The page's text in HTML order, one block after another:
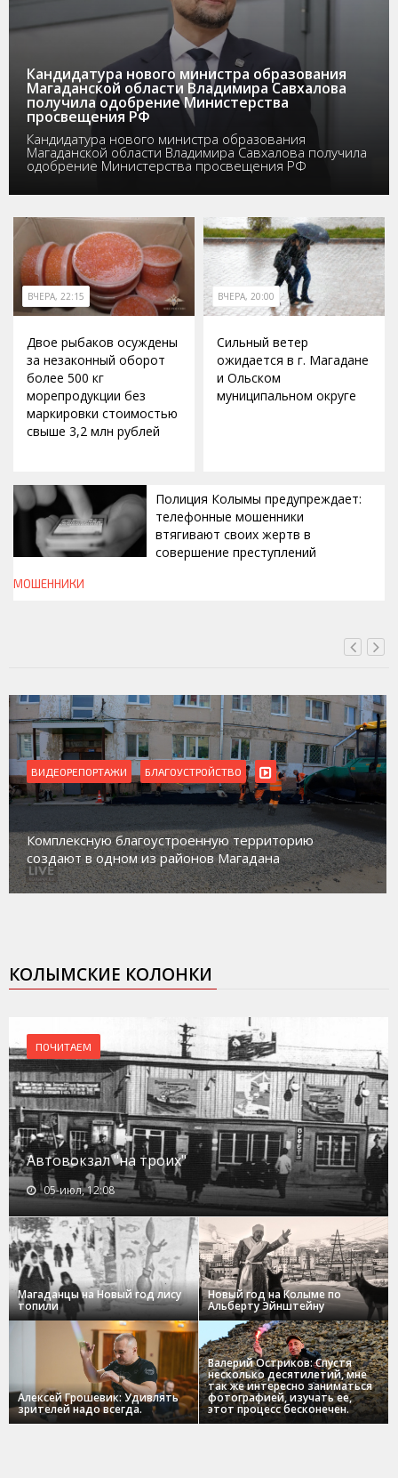
Кандидатура нового министра образования
Магаданской области Владимира Савхалова
получила одобрение Министерства
просвещения РФ
Кандидатура нового министра образования
Магаданской области Владимира Савхалова получила
одобрение Министерства просвещения РФ
ВЧЕРА, 22:15
Двое рыбаков осуждены
за незаконный оборот
более 500 кг
морепродукции без
маркировки стоимостью
свыше 3,2 млн рублей
ВЧЕРА, 20:00
Сильный ветер
ожидается в г. Магадане
и Ольском
муниципальном округе
ВЧЕРА, 19:00
Полиция Колымы предупреждает:
телефонные мошенники
втягивают своих жертв в
совершение преступлений
МОШЕННИКИ
ВИДЕОРЕПОРТАЖИ БЛАГОУСТРОЙСТВО
Комплексную благоустроенную территорию
создают в одном из районов Магадана
КОЛЫМСКИЕ КОЛОНКИ
ПОЧИТАЕМ
Автовокзал "на троих"
05-июл, 12:08
Магаданцы на Новый год лису
топили
Новый год на Колыме по
Альберту Эйнштейну
Алексей Грошевик: Удивлять
зрителей надо всегда.
Валерий Остриков: Спустя
несколько десятилетий, мне
так же интересно заниматься
фотографией, изучать ее,
этот процесс бесконечен.